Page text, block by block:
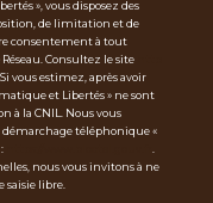
», vous disposez des
de limitation et de
consentement à tout
Consultez le site
vous estimez, après avoir
et Libertés » ne sont
à la CNIL. Nous vous
démarchage téléphonique «
nous vous invitons à ne
saisie libre.